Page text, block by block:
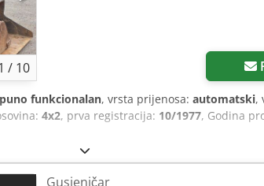
/ 10
funkcionalan, vrsta prijenosa: automatski,
4x2, prva registracija: 10/1977, Godina
Gusjeničar